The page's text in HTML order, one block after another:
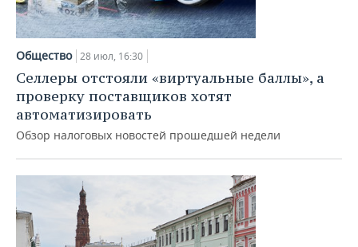
Общество 28 июл, 16:30
Селлеры отстояли «виртуальные баллы», а
проверку поставщиков хотят
автоматизировать
Обзор налоговых новостей прошедшей недели